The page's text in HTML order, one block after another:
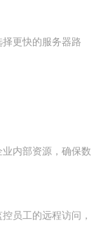
更快的服务器路
内部资源，确保数
员工的远程访问，